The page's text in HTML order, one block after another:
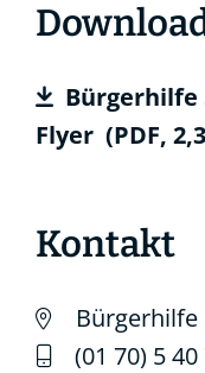
Bürgerhilfe
Flyer (PDF, 2,3
Kontakt
Bürgerhilfe
(01 70) 540